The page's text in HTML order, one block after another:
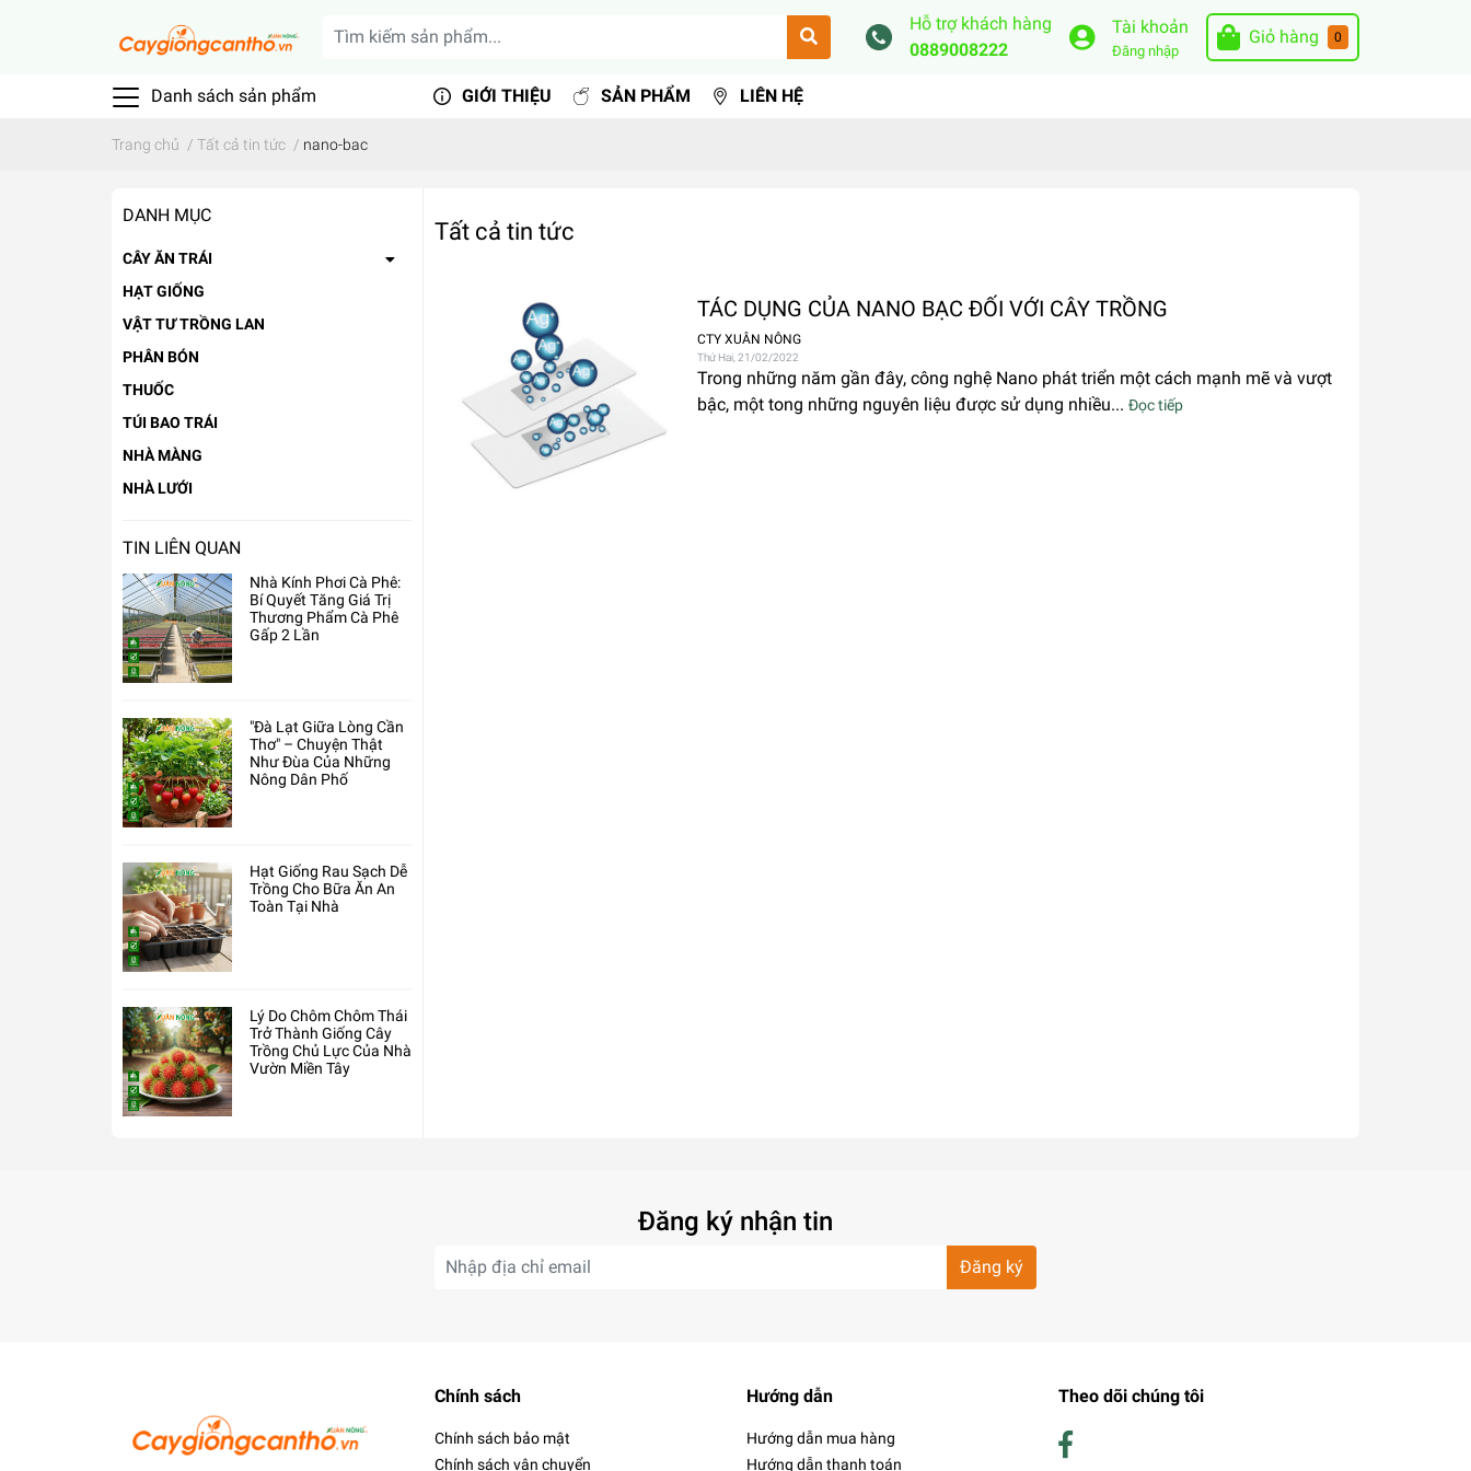
Hỗ trợ khách hàng
0889008222
Tài khoản
Đăng nhập
Giỏ hàng 0
Danh sách sản phẩm GIỚI THIỆU SẢN PHẨM LIÊN HỆ
Trang chủ / Tất cả tin tức / nano-bac
DANH MỤC
CÂY ĂN TRÁI
HẠT GIỐNG
VẬT TƯ TRỒNG LAN
PHÂN BÓN
THUỐC
TÚI BAO TRÁI
NHÀ MÀNG
NHÀ LƯỚI
TIN LIÊN QUAN
Nhà Kính Phơi Cà Phê:
Bí Quyết Tăng Giá Trị
Thương Phẩm Cà Phê
Gấp 2 Lần
"Đà Lạt Giữa Lòng Cần
Thơ" – Chuyện Thật
Như Đùa Của Những
Nông Dân Phố
Hạt Giống Rau Sạch Dễ
Trồng Cho Bữa Ăn An
Toàn Tại Nhà
Lý Do Chôm Chôm Thái
Trở Thành Giống Cây
Trồng Chủ Lực Của Nhà
Vườn Miền Tây
Tất cả tin tức
TÁC DỤNG CỦA NANO BẠC ĐỐI VỚI CÂY TRỒNG
CTY XUÂN NÔNG
Thứ Hai, 21/02/2022
Trong những năm gần đây, công nghệ Nano phát triển một cách mạnh mẽ và vượt
bậc, một tong những nguyên liệu được sử dụng nhiều... Đọc tiếp
Đăng ký nhận tin
Đăng ký
Chính sách
Chính sách bảo mật
Chính sách vận chuyển
Hướng dẫn
Hướng dẫn mua hàng
Hướng dẫn thanh toán
Theo dõi chúng tôi